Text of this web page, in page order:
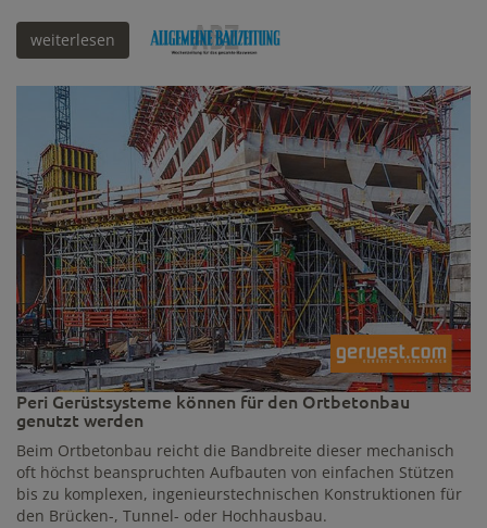
weiterlesen
Peri Gerüstsysteme können für den Ortbetonbau
genutzt werden
Beim Ortbetonbau reicht die Bandbreite dieser mechanisch
oft höchst beanspruchten Aufbauten von einfachen Stützen
bis zu komplexen, ingenieurstechnischen Konstruktionen für
den Brücken-, Tunnel- oder Hochhausbau.